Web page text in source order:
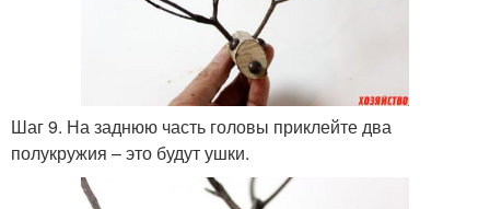
Шаг 9. На заднюю часть головы приклейте два
полукружия – это будут ушки.